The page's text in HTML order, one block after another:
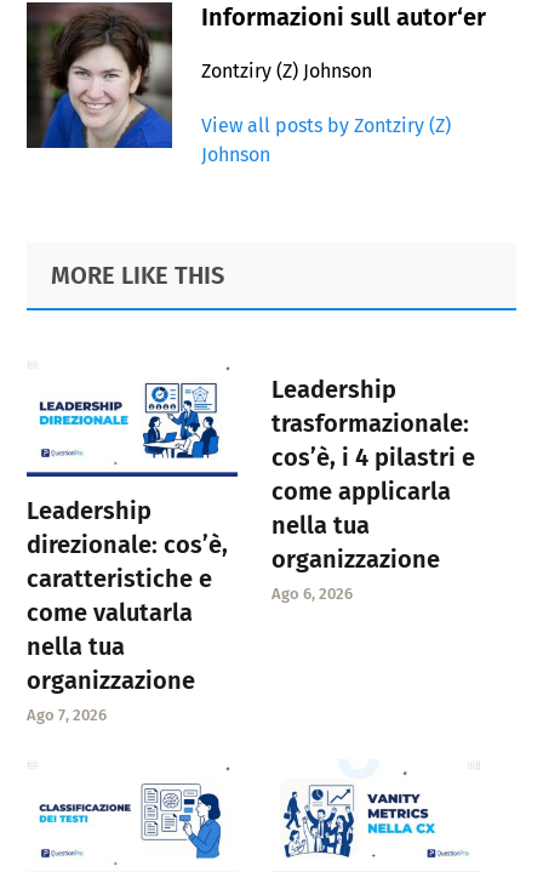
Informazioni sull autor‘er
Zontziry (Z) Johnson
View all posts by Zontziry (Z)
Johnson
Primary
Sidebar
Footer
MORE LIKE THIS
Leadership
direzionale: cos’è,
caratteristiche e
come valutarla
nella tua
organizzazione
Ago 7, 2026
Leadership
trasformazionale:
cos’è, i 4 pilastri e
come applicarla
nella tua
organizzazione
Ago 6, 2026